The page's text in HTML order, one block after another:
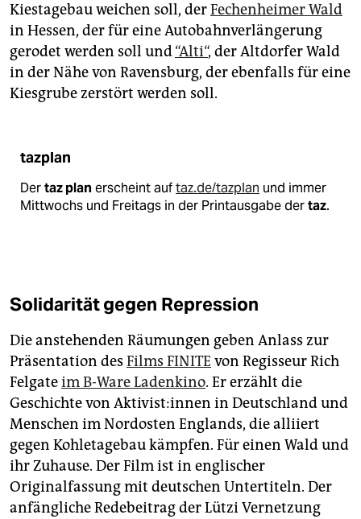
Kiestagebau weichen soll, derFechenheimer Wald
in Hessen, der für eine Autobahnverlängerung
gerodet werden soll und“Alti“, der Altdorfer Wald
in der Nähe von Ravensburg, der ebenfalls für eine
Kiesgrube zerstört werden soll.
tazplan
Dertaz planerscheint auftaz.de/tazplan und immer
Mittwochs und Freitags in der Printausgabe dertaz.
Solidarität gegen Repression
Die anstehenden Räumungen geben Anlass zur
Präsentation des Films FINITE von Regisseur Rich
Felgateim B-Ware Ladenkino. Er erzählt die
Geschichte von Ak­ti­vis­t:in­nen in Deutschland und
Menschen im Nordosten Englands, die alliiert
gegen Kohletagebau kämpfen. Für einen Wald und
ihr Zuhause. Der Film ist in englischer
Originalfassung mit deutschen Untertiteln. Der
anfängliche Redebeitrag der Lützi Vernetzung